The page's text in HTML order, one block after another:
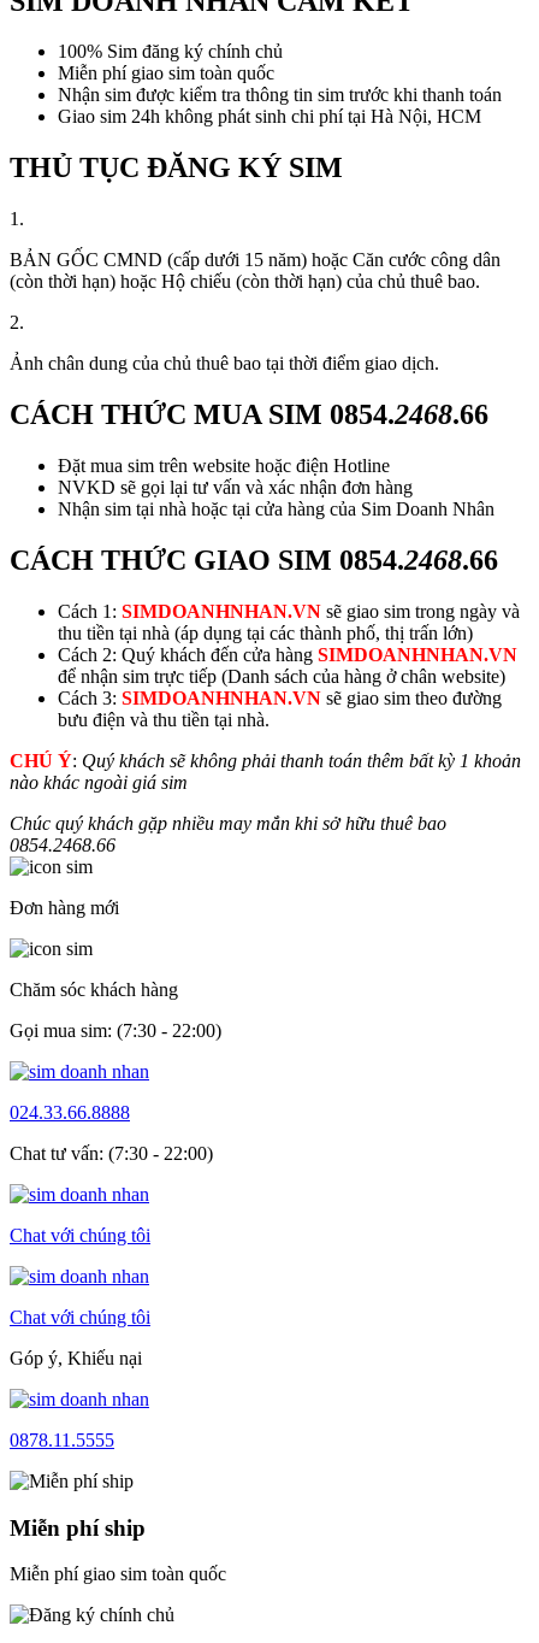
100% Sim đăng ký chính chủ
Miễn phí giao sim toàn quốc
Nhận sim được kiểm tra thông tin sim trước khi thanh toán
Giao sim 24h không phát sinh chi phí tại Hà Nội, HCM
THỦ TỤC ĐĂNG KÝ SIM
1.
BẢN GỐC CMND (cấp dưới 15 năm) hoặc Căn cước công dân
(còn thời hạn) hoặc Hộ chiếu (còn thời hạn) của chủ thuê bao.
2.
Ảnh chân dung của chủ thuê bao tại thời điểm giao dịch.
CÁCH THỨC MUA SIM 0854.2468.66
Đặt mua sim trên website hoặc điện Hotline
NVKD sẽ gọi lại tư vấn và xác nhận đơn hàng
Nhận sim tại nhà hoặc tại cửa hàng của Sim Doanh Nhân
CÁCH THỨC GIAO SIM 0854.2468.66
Cách 1: SIMDOANHNHAN.VN sẽ giao sim trong ngày và
thu tiền tại nhà (áp dụng tại các thành phố, thị trấn lớn)
Cách 2: Quý khách đến cửa hàng SIMDOANHNHAN.VN
để nhận sim trực tiếp (Danh sách của hàng ở chân website)
Cách 3: SIMDOANHNHAN.VN sẽ giao sim theo đường
bưu điện và thu tiền tại nhà.
CHÚ Ý: Quý khách sẽ không phải thanh toán thêm bất kỳ 1 khoản
nào khác ngoài giá sim
Chúc quý khách gặp nhiều may mắn khi sở hữu thuê bao
0854.2468.66
Đơn hàng mới
Chăm sóc khách hàng
Gọi mua sim: (7:30 - 22:00)
024.33.66.8888
Chat tư vấn: (7:30 - 22:00)
Chat với chúng tôi
Chat với chúng tôi
Góp ý, Khiếu nại
0878.11.5555
Miễn phí ship
Miễn phí giao sim toàn quốc